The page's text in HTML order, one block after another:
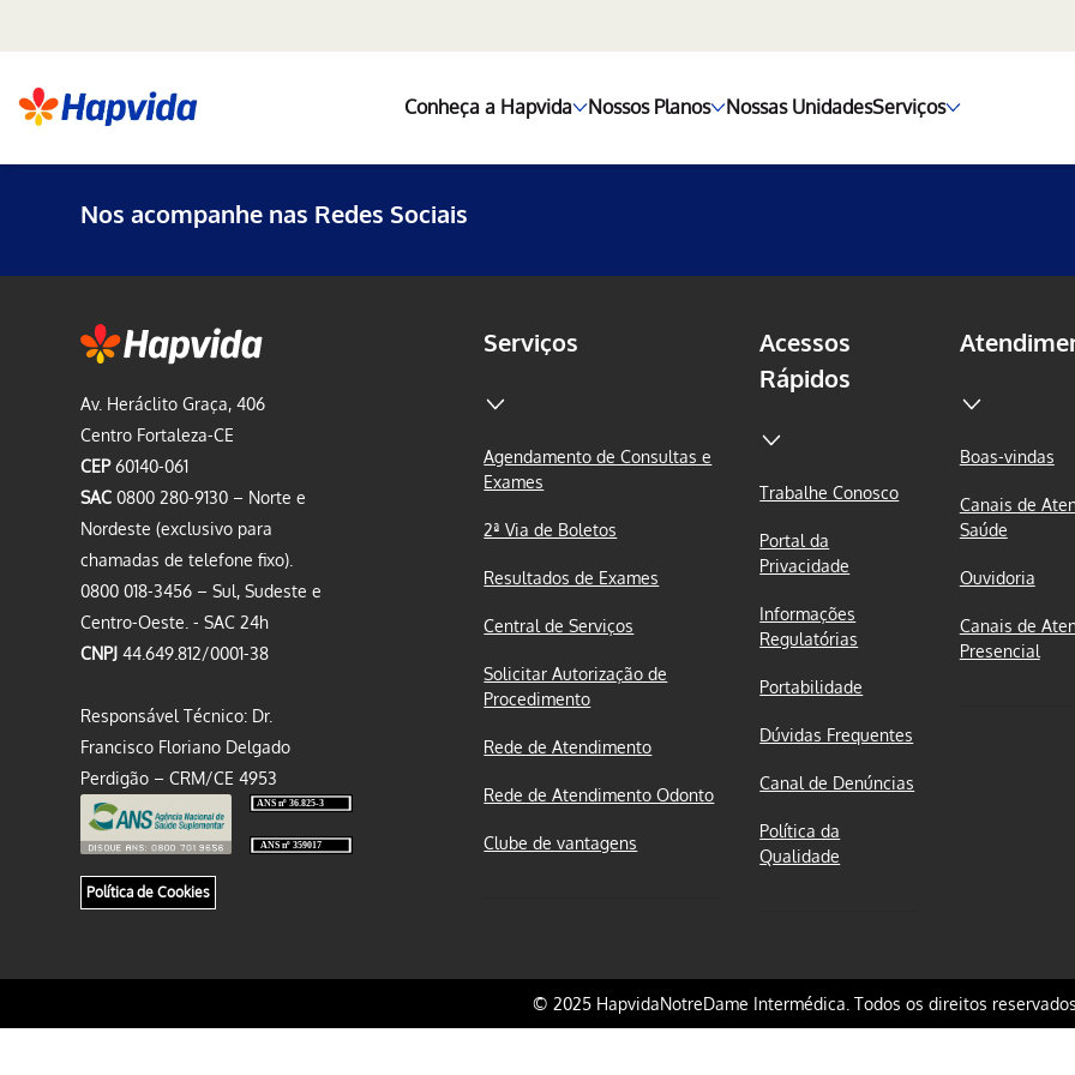
Conheça a Hapvida Nossos Planos Nossas UnidadesServiços
Nos acompanhe nas Redes Sociais
Av. Heráclito Graça, 406
Centro Fortaleza-CE
CEP60140-061
SAC 0800 280-9130 – Norte e
Nordeste (exclusivo para
chamadas de telefone fixo).
0800 018-3456 – Sul, Sudeste e
Centro-Oeste. - SAC 24h
CNPJ 44.649.812/0001-38
Responsável Técnico: Dr.
Francisco Floriano Delgado
Perdigão – CRM/CE 4953
Política de Cookies
Serviços
Agendamento de Consultas e
Exames
2ª Via de Boletos
Resultados de Exames
Central de Serviços
Solicitar Autorização de
Procedimento
Rede de Atendimento
Rede de Atendimento Odonto
Clube de vantagens
Acessos
Rápidos
Trabalhe Conosco
Portal da
Privacidade
Informações
Regulatórias
Portabilidade
Dúvidas Frequentes
Canal de Denúncias
Política da
Qualidade
Boas-vindas
Canais de
Saúde
Ouvidoria
Canais de
Presencial
© 2025 HapvidaNotreDame Intermédica. Todos os direitos reservados.